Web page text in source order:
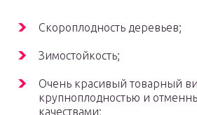
Скороплодность деревьев;
Зимостойкость;
Очень красивый товарный
крупноплодностью и
качествами;